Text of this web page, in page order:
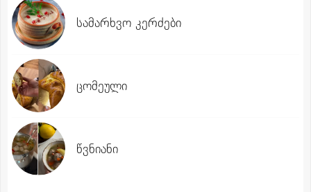
სამარხვო კერძები
ცომეული
წვნიანი